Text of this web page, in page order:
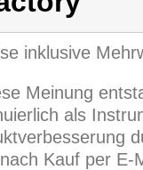
inklusive
Meinung
als
Kauf per E-